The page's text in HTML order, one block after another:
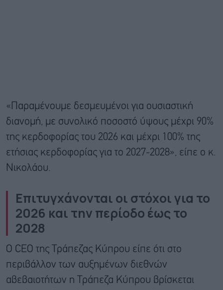
«Παραμένουμε δεσμευμένοι για ουσιαστική
διανομή, με συνολικό ποσοστό ύψους μέχρι 90%
της κερδοφορίας του 2026 και μέχρι 100% της
ετήσιας κερδοφορίας για το 2027-2028», είπε ο κ.
Νικολάου.
Επιτυγχάνονται οι στόχοι για το
2026 και την περίοδο έως το
2028
Ο CEO της Τράπεζας Κύπρου είπε ότι στο
περιβάλλον των αυξημένων διεθνών
αβεβαιοτήτων η Τράπεζα Κύπρου βρίσκεται